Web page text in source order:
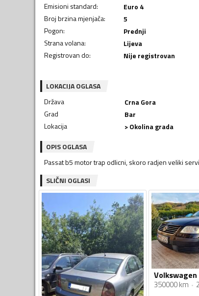
Emisioni standard:
Euro 4
Broj brzina mjenjača:
5
Pogon:
Prednji
Strana volana:
Lijeva
Registrovan do: Nije registrovan
LOKACIJA OGLASA
Država
Crna Gora
Grad
Bar
Lokacija
> Okolina grada
OPIS OGLASA
Passat b5 motor trap odlicni, skoro radjen veliki
SLIČNI OGLASI
350000 km